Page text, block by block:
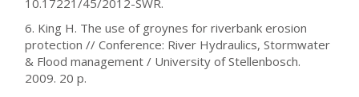
10.17221/45/2012-SWR.
6. King H. The use of groynes for riverbank erosion
protection // Conference: River Hydraulics, Stormwater
& Flood management / University of Stellenbosch.
2009. 20 p.